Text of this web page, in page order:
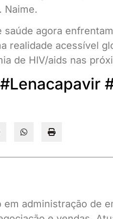
Naime.
agora
realidade acessível
de HIV/aids nas
em administração de